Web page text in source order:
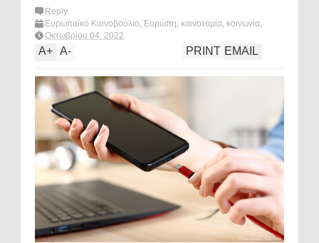
Reply
Ευρωπαϊκό Κοινοβούλιο, Ευρώπη, καινοτομία, κοινωνία,
τεχνολογία,τηλεφωνο
hot?
Οκτωβρίου 04, 2022
A+ A- EMAIL
PRINT